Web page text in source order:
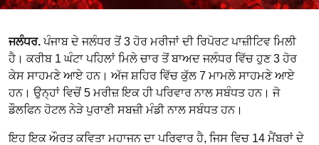
ਜਲੰਧਰ.ਪੰਜਾਬ ਦੇ ਜਲੰਧਰ ਤੋਂ 3 ਹੋਰ ਮਰੀਜਾਂ ਦੀ ਰਿਪੋਰਟ ਪਾਜ਼ੀਟਿਵ ਮਿਲੀ
ਹੈ। ਕਰੀਬ 1 ਘੰਟਾ ਪਹਿਲਾਂ ਮਿਲੇ ਚਾਰ ਤੋਂ ਬਾਅਦ ਜਲੰਧਰ ਵਿੱਚ ਹੁਣ 3 ਹੋਰ
ਕੇਸ ਸਾਹਮਣੇ ਆਏ ਹਨ। ਅੱਜ ਸ਼ਹਿਰ ਵਿੱਚ ਕੁੱਲ 7 ਮਾਮਲੇ ਸਾਹਮਣੇ ਆਏ
ਹਨ। ਉਨ੍ਹਾਂ ਵਿਚੋਂ 5 ਮਰੀਜ਼ ਇਕ ਹੀ ਪਰਿਵਾਰ ਨਾਲ ਸਬੰਧਤ ਹਨ। ਜੋ
ਡੌਲਫਿਨ ਹੋਟਲ ਨੇੜੇ ਪੁਰਾਣੀ ਸਬਜ਼ੀ ਮੰਡੀ ਨਾਲ ਸਬੰਧਤ ਹਨ।
ਇਹ ਇਕ ਔਰਤ ਕਵਿਤਾ ਮਹਾਜਨ ਦਾ ਪਰਿਵਾਰ ਹੈ, ਜਿਸ ਵਿਚ 14 ਮੈਂਬਰਾਂ ਦੇ